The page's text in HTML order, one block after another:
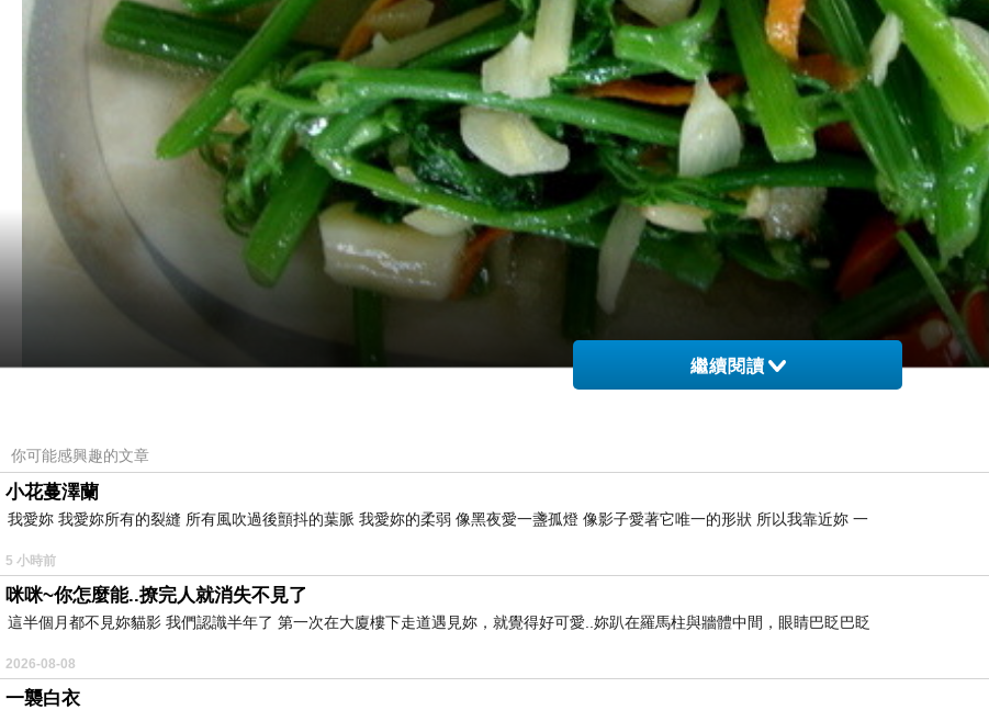
繼續閱讀
你可能感興趣的文章
小花蔓澤蘭
我愛妳 我愛妳所有的裂縫 所有風吹過後顫抖的葉脈 我愛妳的柔弱 像黑夜愛一盞孤燈 像影子愛著它唯一的形狀 所以我靠近妳 一
5 小時前
咪咪~你怎麼能..撩完人就消失不見了
這半個月都不見妳貓影 我們認識半年了 第一次在大廈樓下走道遇見妳，就覺得好可愛..妳趴在羅馬柱與牆體中間，眼睛巴眨巴眨
2026-08-08
一襲白衣